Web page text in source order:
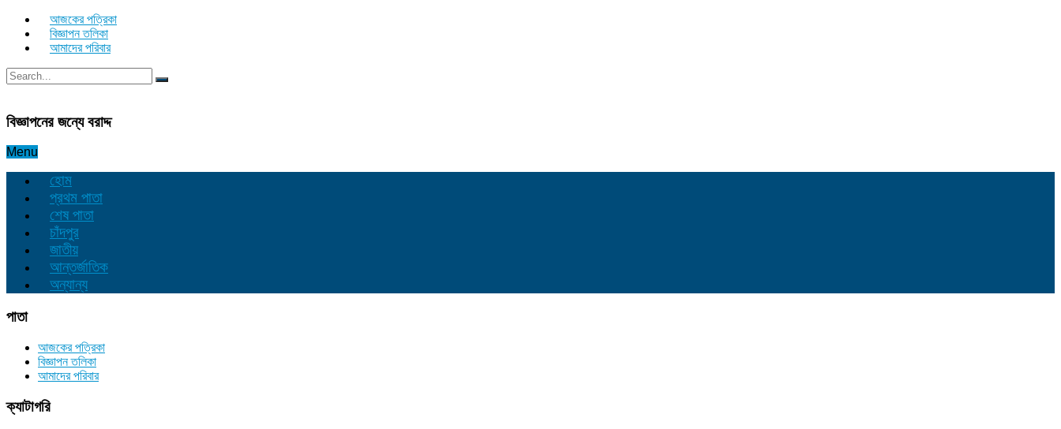
আজকের পত্রিকা
বিজ্ঞাপন তলিকা
আমাদের পরিবার
বিজ্ঞাপনের জন্যে বরাদ্দ
Menu
হোম
প্রথম পাতা
শেষ পাতা
চাঁদপুর
জাতীয়
আন্তর্জাতিক
অন্যান্য
পাতা
আজকের পত্রিকা
বিজ্ঞাপন তলিকা
আমাদের পরিবার
ক্যাটাগরি